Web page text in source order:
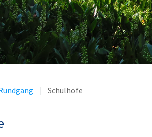
Schulhöfe